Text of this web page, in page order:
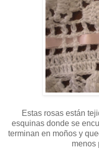
Estas rosas están
esquinas donde se
terminan en moños y
menos